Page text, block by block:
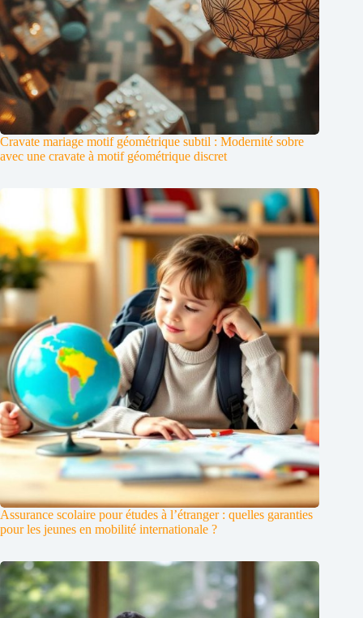
Cravate mariage motif géométrique subtil : Modernité sobre
avec une cravate à motif géométrique discret
Assurance scolaire pour études à l’étranger : quelles garanties
pour les jeunes en mobilité internationale ?